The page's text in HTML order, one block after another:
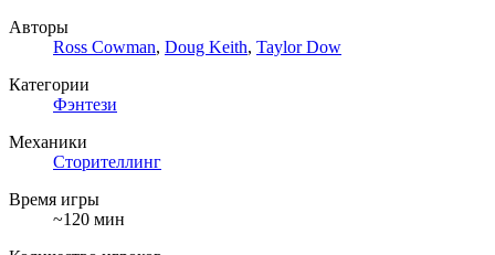
Авторы
Ross Cowman, Doug Keith, Taylor Dow
Категории
Фэнтези
Механики
Сторителлинг
Время игры
~120 мин